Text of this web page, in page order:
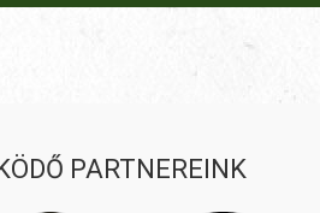
PARTNEREINK